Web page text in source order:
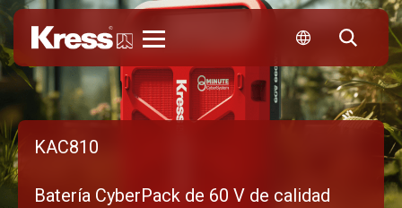
KAC810
Batería CyberPack de 60 V de calidad